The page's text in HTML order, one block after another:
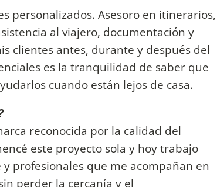
personalizados. Asesoro en itinerarios,
al viajero, documentación y
clientes antes, durante y después del
es la tranquilidad de saber que
cuando están lejos de casa.
reconocida por la calidad del
este proyecto sola y hoy trabajo
profesionales que me acompañan en
perder la cercanía y el